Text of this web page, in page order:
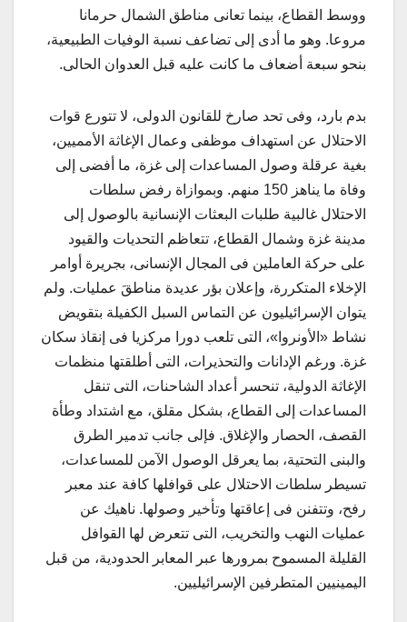
ووسط القطاع، بينما تعانى مناطق الشمال حرمانا
مروعا. وهو ما أدى إلى تضاعف نسبة الوفيات الطبيعية،
بنحو سبعة أضعاف ما كانت عليه قبل العدوان الحالى.
بدم بارد، وفى تحد صارخ للقانون الدولى، لا تتورع قوات
الاحتلال عن استهداف موظفى وعمال الإغاثة الأمميين،
بغية عرقلة وصول المساعدات إلى غزة، ما أفضى إلى
وفاة ما يناهز 150 منهم. وبموازاة رفض سلطات
الاحتلال غالبية طلبات البعثات الإنسانية بالوصول إلى
مدينة غزة وشمال القطاع، تتعاظم التحديات والقيود
على حركة العاملين فى المجال الإنسانى، بجريرة أوامر
الإخلاء المتكررة، وإعلان بؤر عديدة مناطقَ عمليات. ولم
يتوان الإسرائيليون عن التماس السبل الكفيلة بتقويض
نشاط «الأونروا»، التى تلعب دورا مركزيا فى إنقاذ سكان
غزة. ورغم الإدانات والتحذيرات، التى أطلقتها منظمات
الإغاثة الدولية، تنحسر أعداد الشاحنات، التى تنقل
المساعدات إلى القطاع، بشكل مقلق، مع اشتداد وطأة
القصف، الحصار والإغلاق. فإلى جانب تدمير الطرق
والبنى التحتية، بما يعرقل الوصول الآمن للمساعدات،
تسيطر سلطات الاحتلال على قوافلها كافة عند معبر
رفح، وتتفنن فى إعاقتها وتأخير وصولها. ناهيك عن
عمليات النهب والتخريب، التى تتعرض لها القوافل
القليلة المسموح بمرورها عبر المعابر الحدودية، من قبل
اليمينيين المتطرفين الإسرائيليين.